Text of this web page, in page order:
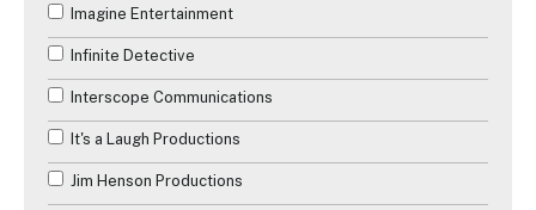
Imagine Entertainment
Infinite Detective
Interscope Communications
It's a Laugh Productions
Jim Henson Productions